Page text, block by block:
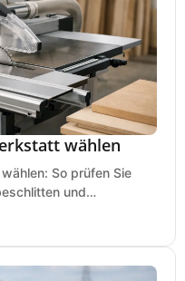
wählen
So prüfen Sie
und